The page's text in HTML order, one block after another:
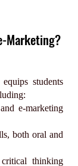
Marketing?
students
e-marketing
both oral and
thinking